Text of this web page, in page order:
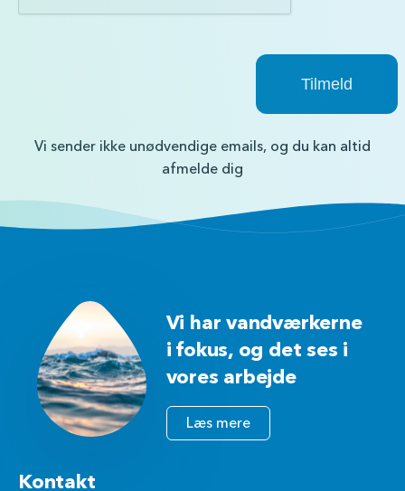
Vi sender ikke unødvendige emails, og du kan altid
afmelde dig
Vi har vandværkerne
i fokus, og det ses i
vores arbejde
Læs mere
Kontakt